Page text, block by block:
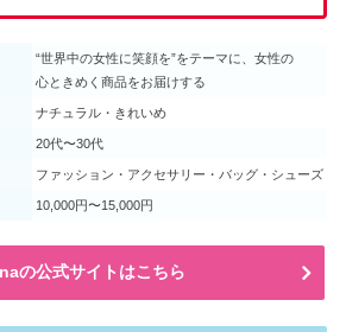
“世界中の女性に笑顔を”をテーマに、女性の
心ときめく商品をお届けする
ナチュラル・きれいめ
20代〜30代
ファッション・アクセサリー・バッグ・シューズ
10,000円〜15,000円
の公式サイトはこちら